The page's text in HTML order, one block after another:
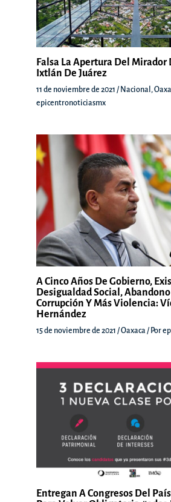
Falsa La Apertura Del Mirador
Ixtlán De Juárez
11 de noviembre de 2021 / Nacional ,
epicentronoticiasmx
A Cinco Años De Gobierno,
Desigualdad Social,
Corrupción Y Más Violencia:
Hernández
15 de noviembre de 2021 /Oaxaca / Por
Entregan A Congresos Del